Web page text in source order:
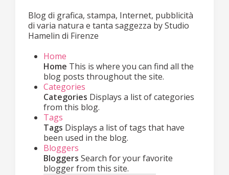
Blog di grafica, stampa, Internet, pubblicità
di varia natura e tanta saggezza by Studio
Hamelin di Firenze
Home
Home This is where you can find all the
blog posts throughout the site.
Categories
Categories Displays a list of categories
from this blog.
Tags
Tags Displays a list of tags that have
been used in the blog.
Bloggers
Bloggers Search for your favorite
blogger from this site.